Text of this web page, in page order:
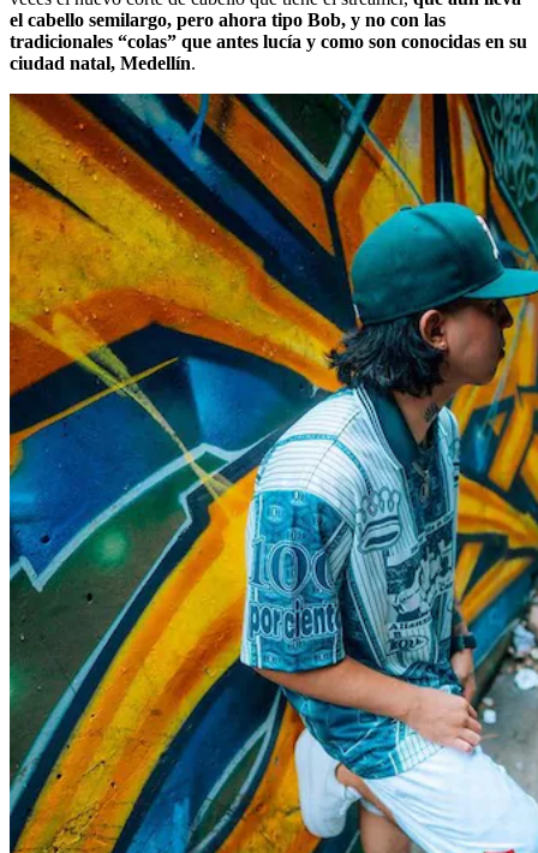
el cabello semilargo, pero ahora tipo Bob, y no con las
tradicionales “colas” que antes lucía y como son conocidas en su
ciudad natal, Medellín.